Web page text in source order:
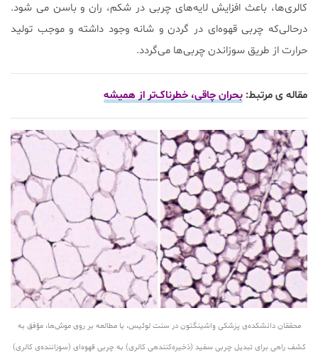
کالری‌ها، باعث افزایش لایه‌های چربی در شکم، ران و باسن می شود.
درحالی‌که چربی قهوه‌ای در گردن و شانه وجود داشته و موجب تولید
حرارت از طریق سوزاندن چربی‌ها می‌گردد.
مقاله ی مرتبط: بحران چاقی، خطرناک‌تر از همیشه
محققان دانشکده‌ی پزشکی واشینگتون در سنت لوئیس، با مطالعه بر روی موش‌ها، مؤفق به
کشف راهی برای تبدیل چربی سفید (ذخیره‌کننده‎ی کالری) به چربی قهوه‌ای (سوزاننده‌ی کالری)